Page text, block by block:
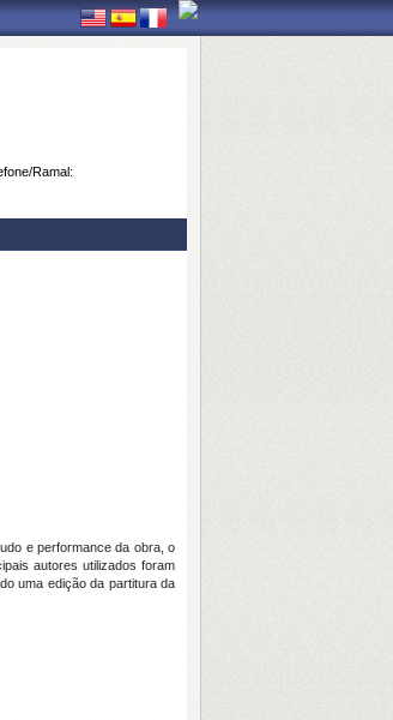
Ramal:
e performance da obra, o
autores utilizados foram
uma edição da partitura da